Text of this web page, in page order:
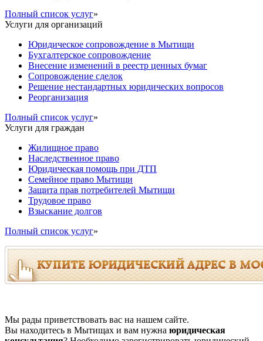
Полный список услуг»
Услуги для организаций
Юридическое сопровождение в Мытищи
Бухгалтерское сопровождение
Внесение изменений в реестр ценных бумаг
Сопровождение сделок
Решение нестандартных юридических вопросов
Реорганизация
Полный список услуг»
Услуги для граждан
Жилищное право
Наследственное право
Юридическая помощь при ДТП
Семейное право Мытищи
Защита прав потребителей Мытищи
Трудовое право
Взыскание долгов
Полный список услуг»
Мы рады приветствовать вас на нашем сайте.
Вы находитесь в Мытищах и вам нужна юридическая